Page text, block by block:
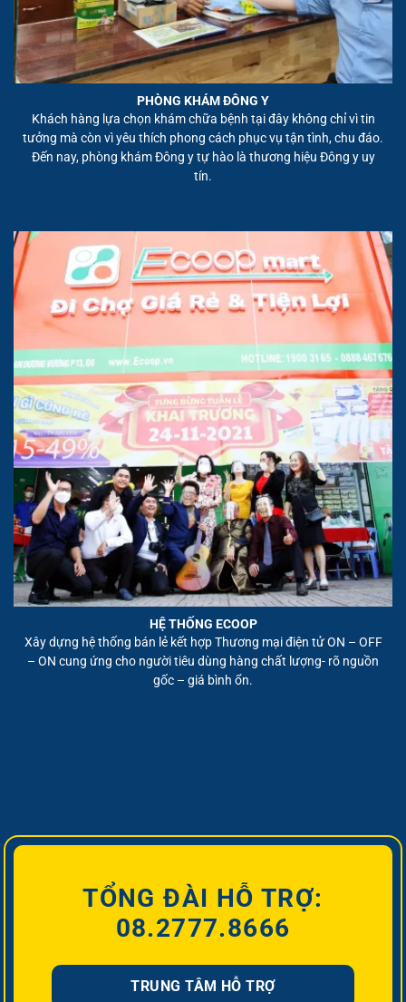
PHÒNG KHÁM ĐÔNG Y
Khách hàng lựa chọn khám chữa bệnh tại đây không chỉ vì tin
tưởng mà còn vì yêu thích phong cách phục vụ tận tình, chu đáo.
Đến nay, phòng khám Đông y tự hào là thương hiệu Đông y uy
tín.
HỆ THỐNG ECOOP
Xây dựng hệ thống bán lẻ kết hợp Thương mại điện tử ON – OFF
– ON cung ứng cho người tiêu dùng hàng chất lượng- rõ nguồn
gốc – giá bình ổn.
TỔNG ĐÀI HỖ TRỢ:
08.2777.8666
TRUNG TÂM HỖ TRỢ